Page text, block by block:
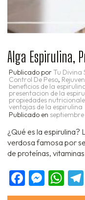
Alga Espirulina,
Publicado porTu Divina
Control De Peso,
beneficios de la
presentacion de la
propiedades
ventajas de la espirulina
Publicado en
¿Qué es la espirulina?
verdosa famosa por
de proteínas,